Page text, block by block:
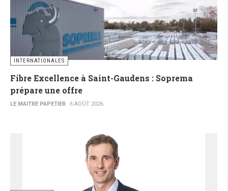
INTERNATIONALES
Fibre Excellence à Saint-Gaudens : Soprema
prépare une offre
LE MAITRE PAPETIER 6 AOÛT 2026